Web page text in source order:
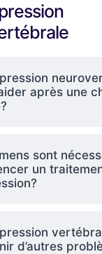
après une
sont
un
d’autres